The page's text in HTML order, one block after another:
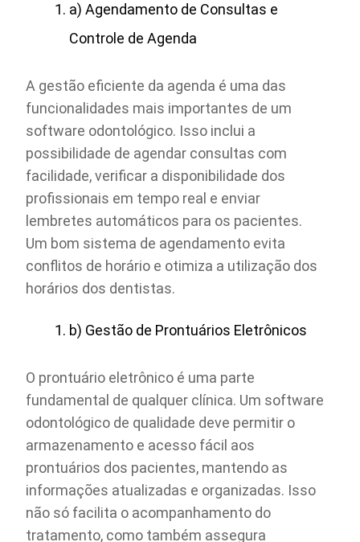
a) Agendamento de Consultas e
Controle de Agenda
A gestão eficiente da agenda é uma das
funcionalidades mais importantes de um
software odontológico. Isso inclui a
possibilidade de agendar consultas com
facilidade, verificar a disponibilidade dos
profissionais em tempo real e enviar
lembretes automáticos para os pacientes.
Um bom sistema de agendamento evita
conflitos de horário e otimiza a utilização dos
horários dos dentistas.
b) Gestão de Prontuários Eletrônicos
O prontuário eletrônico é uma parte
fundamental de qualquer clínica. Um software
odontológico de qualidade deve permitir o
armazenamento e acesso fácil aos
prontuários dos pacientes, mantendo as
informações atualizadas e organizadas. Isso
não só facilita o acompanhamento do
tratamento, como também assegura